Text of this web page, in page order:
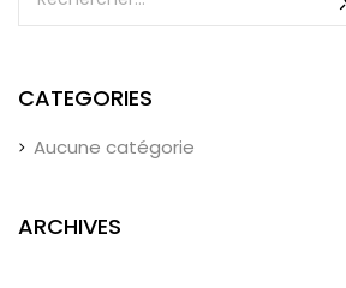
CATEGORIES
Aucune catégorie
ARCHIVES